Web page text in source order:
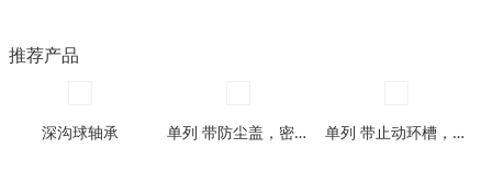
推荐产品
深沟球轴承 单列 带防尘盖，密封圈型 单列 带止动环槽，带止动环槽及防尘盖型